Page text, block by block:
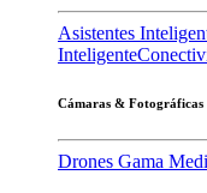
Asistentes
Inteligente
Cámaras & Fotográficas
Drones Gama